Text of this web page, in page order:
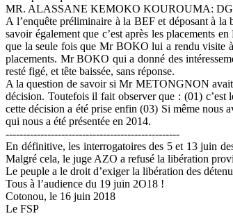
MR. ALASSANE KEMOKO KOUROUMA:
A l’enquête préliminaire à la BEF et déposant à
savoir également que c’est après les placements
que la seule fois que Mr BOKO lui a rendu visite
placements. Mr BOKO qui a donné des
resté figé, et tête baissée, sans réponse.
A la question de savoir si Mr METONGNON avait
décision. Toutefois il fait observer que : (01) c’est
cette décision a été prise enfin (03) Si même nous
qui nous a été présentée en 2014.
--------------------------------------------------
En définitive, les interrogatoires des 5 et 13 juin
Malgré cela, le juge AZO a refusé la libération
Le peuple a le droit d’exiger la libération des
Tous à l’audience du 19 juin 2O18 !
Cotonou, le 16 juin 2018
Le FSP